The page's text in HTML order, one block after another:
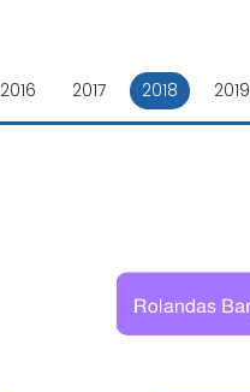
2016 2017 2018 2019